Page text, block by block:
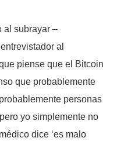
al subrayar –
al
piense que el Bitcoin
que probablemente
personas
yo simplemente no
dice ‘es malo